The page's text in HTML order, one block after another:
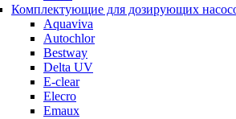
Комплектующие для дозирующих
Aquaviva
Autochlor
Bestway
Delta UV
E-clear
Elecro
Emaux